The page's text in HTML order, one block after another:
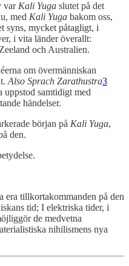
var Kali Yuga slutet på det
med Kali Yuga bakom oss,
syns, mycket påtagligt, i
i vita länder överallt:
och Australien.
om övermänniskan
Also Sprach Zarathustra3
samtidigt med
händelser.
början på Kali Yuga,
den.
era tillkortakommanden på den
tid; I elektriska tider, i
de medvetna
nihilismens nya